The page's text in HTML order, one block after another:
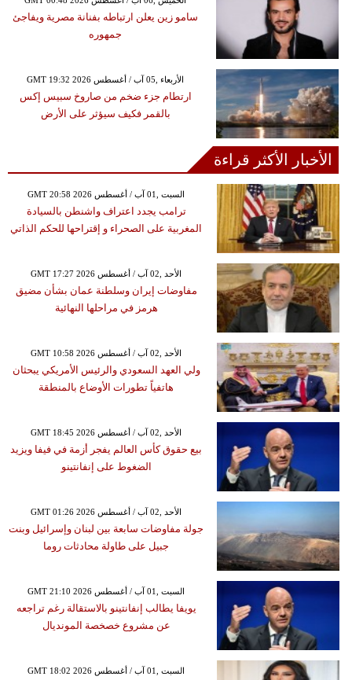
سامو زين يعلن ارتباطه بفنانة مصرية ويفاجئ
جمهوره
GMT 19:32 2026 الأربعاء ,05 آب / أغسطس
ارتطام جزء ضخم من صاروخ سبيس إكس
بالقمر فكيف سيؤثر على الأرض
الأخبار الأكثر قراءة
GMT 20:58 2026 السبت ,01 آب / أغسطس
ترامب يجدد اعتراف واشنطن بالسيادة
المغربية على الصحراء و إقتراحها للحكم الذاتي
GMT 17:27 2026 الأحد ,02 آب / أغسطس
مفاوضات إيران وسلطنة عمان بشأن مضيق
هرمز في مراحلها النهائية
GMT 10:58 2026 الأحد ,02 آب / أغسطس
ولي العهد السعودي والرئيس الأمريكي يبحثان
هاتفياً تطورات الأوضاع بالمنطقة
GMT 18:45 2026 الأحد ,02 آب / أغسطس
بيع حقوق كأس العالم يفجر أزمة في فيفا ويزيد
الضغوط على إنفانتينو
GMT 01:26 2026 الأحد ,02 آب / أغسطس
جولة مفاوضات سابعة بين لبنان وإسرائيل وبنت
جبيل على طاولة محادثات روما
GMT 21:10 2026 السبت ,01 آب / أغسطس
يويفا يطالب إنفانتينو بالاستقالة رغم تراجعه
عن مشروع خصخصة المونديال
GMT 18:02 2026 السبت ,01 آب / أغسطس